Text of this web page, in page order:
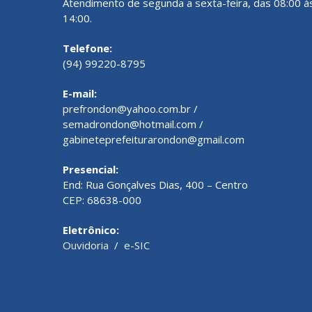
14:00.
Telefone:
(94) 99220-8795
E-mail:
prefrondon@yahoo.com.br /
semadrondon@hotmail.com /
gabineteprefeiturarondon@gmail.com
Presencial:
End: Rua Gonçalves Dias, 400 – Centro
CEP: 68638-000
Eletrônico:
Ouvidoria / e-SIC